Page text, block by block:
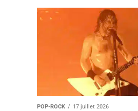
POP-ROCK 17 juillet 2026